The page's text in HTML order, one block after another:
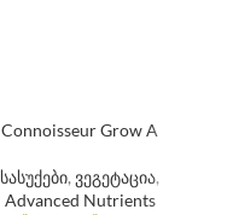
Connoisseur Grow A
სასუქები,ვეგეტაცია,
Advanced Nutrients